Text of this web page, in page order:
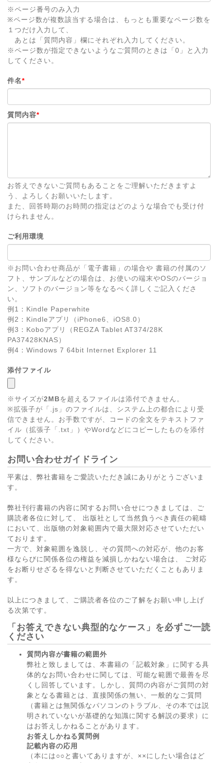
※ページ番号のみ入力
※ページ数が複数該当する場合は、もっとも重要なページ数を
１つだけ入力して、
あとは「質問内容」欄にそれぞれ入力してください。
※ページ数が指定できないようなご質問のときは「0」と入力
してください。
件名*
質問内容*
お答えできないご質問もあることをご理解いただきますよ
う、よろしくお願いいたします。
また、回答時期のお時間の指定はどのような場合でも受け付
けられません。
ご利用環境
※お問い合わせ商品が「電子書籍」の場合や 書籍の付属のソ
フト、サンプルなどの場合は、お使いの端末やOSのバージョ
ン、ソフトのバージョン等をなるべく詳しくご記入くださ
い。
例1：Kindle Paperwhite
例2：Kindleアプリ（iPhone6、iOS8.0）
例3：Koboアプリ（REGZA Tablet AT374/28K
PA37428KNAS）
例4：Windows 7 64bit Internet Explorer 11
添付ファイル
※サイズが2MBを超えるファイルは添付できません。
※拡張子が「.js」のファイルは、システム上の都合により受
信できません。お手数ですが、コードの全文をテキストファ
イル（拡張子「.txt」）やWordなどにコピーしたものを添付
してください。
お問い合わせガイドライン
平素は、弊社書籍をご愛読いただき誠にありがとうございま
す。
弊社刊行書籍の内容に関するお問い合せにつきましては、ご
購読者各位に対して、 出版社として当然負うべき責任の範疇
において、出版物の対象範囲内で最大限対応させていただい
ております。
一方で、対象範囲を逸脱し、その質問への対応が、他のお客
様ならびに関係各位の権益を減損しかねない場合は、 ご対応
をお断りせざるを得ないと判断させていただくこともありま
す。
以上につきまして、ご購読者各位のご了解をお願い申し上げ
る次第です。
「お答えできない典型的なケース」を必ずご一読
ください
質問内容が書籍の範囲外
弊社と致しましては、本書籍の「記載対象」に関する具
体的なお問い合わせに関しては、可能な範囲で最善を尽
くし回答しています。しかし、質問の内容がご質問の対
象となる書籍とは、直接関係の無い、一般的なご質問
（書籍とは無関係なパソコンのトラブル、その本では説
明されていないが基礎的な知識に関する解説の要求）に
はお答えしかねることがあります。
お答えしかねる質問例
記載内容の応用
（本には○○と書いてありますが、××にしたい場合はど